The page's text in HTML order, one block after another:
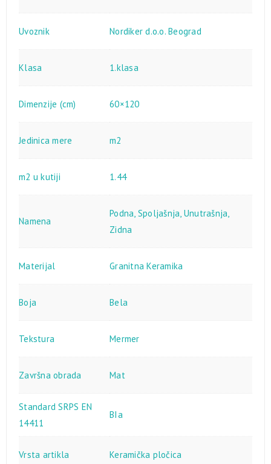
Uvoznik Nordiker d.o.o. Beograd
Klasa 1.klasa
Dimenzije (cm) 60×120
Jedinica mere m2
m2 u kutiji 1.44
Namena
Podna, Spoljašnja, Unutrašnja,
Zidna
Materijal Granitna Keramika
Boja Bela
Tekstura Mermer
Završna obrada Mat
Standard SRPS EN
14411
BIa
Vrsta artikla Keramička pločica